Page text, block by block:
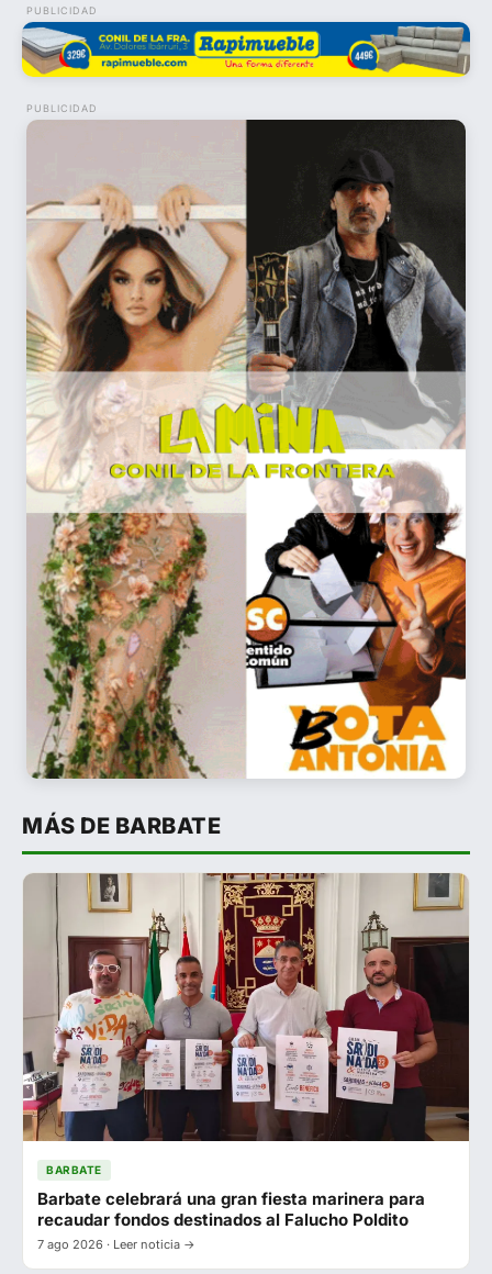
PUBLICIDAD
PUBLICIDAD
MÁS DE BARBATE
BARBATE
Barbate celebrará una gran fiesta marinera para
recaudar fondos destinados al Falucho Poldito
7 ago 2026 · Leer noticia →